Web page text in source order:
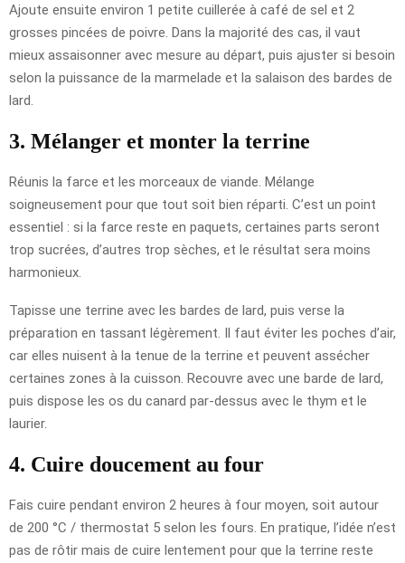
Ajoute ensuite environ 1 petite cuillerée à café de sel et 2
grosses pincées de poivre. Dans la majorité des cas, il vaut
mieux assaisonner avec mesure au départ, puis ajuster si besoin
selon la puissance de la marmelade et la salaison des bardes de
lard.
3. Mélanger et monter la terrine
Réunis la farce et les morceaux de viande. Mélange
soigneusement pour que tout soit bien réparti. C’est un point
essentiel : si la farce reste en paquets, certaines parts seront
trop sucrées, d’autres trop sèches, et le résultat sera moins
harmonieux.
Tapisse une terrine avec les bardes de lard, puis verse la
préparation en tassant légèrement. Il faut éviter les poches d’air,
car elles nuisent à la tenue de la terrine et peuvent assécher
certaines zones à la cuisson. Recouvre avec une barde de lard,
puis dispose les os du canard par-dessus avec le thym et le
laurier.
4. Cuire doucement au four
Fais cuire pendant environ 2 heures à four moyen, soit autour
de 200 °C / thermostat 5 selon les fours. En pratique, l’idée n’est
pas de rôtir mais de cuire lentement pour que la terrine reste